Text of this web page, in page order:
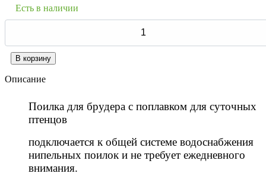
Есть в наличии
Описание
Поилка для брудера с поплавком для суточных
птенцов
подключается к общей системе водоснабжения
нипельных поилок и не требует ежедневного
внимания.